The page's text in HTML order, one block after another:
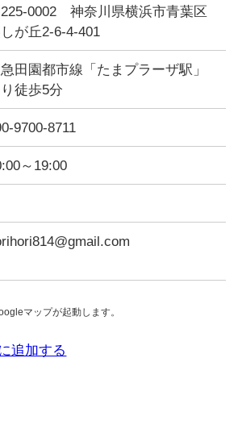
0002 神奈川県横浜市青葉区
が丘2-6-4-401
田園都市線「たまプラーザ駅」
徒歩5分
9700-8711
～19:00
マップが起動します。
追加する